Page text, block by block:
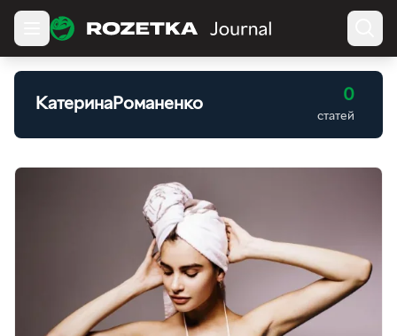
КатеринаРоманенко
0
статей